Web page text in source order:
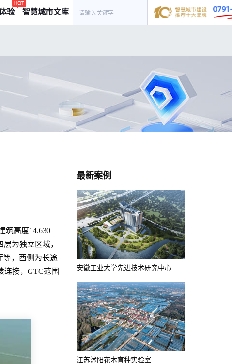
验 智慧城市文库
筑高度14.630
为独立区域，
等，西侧为长途
连接，GTC范围
最新案例
安徽工业大学先进技术研究中心
江苏沭阳花木育种实验室